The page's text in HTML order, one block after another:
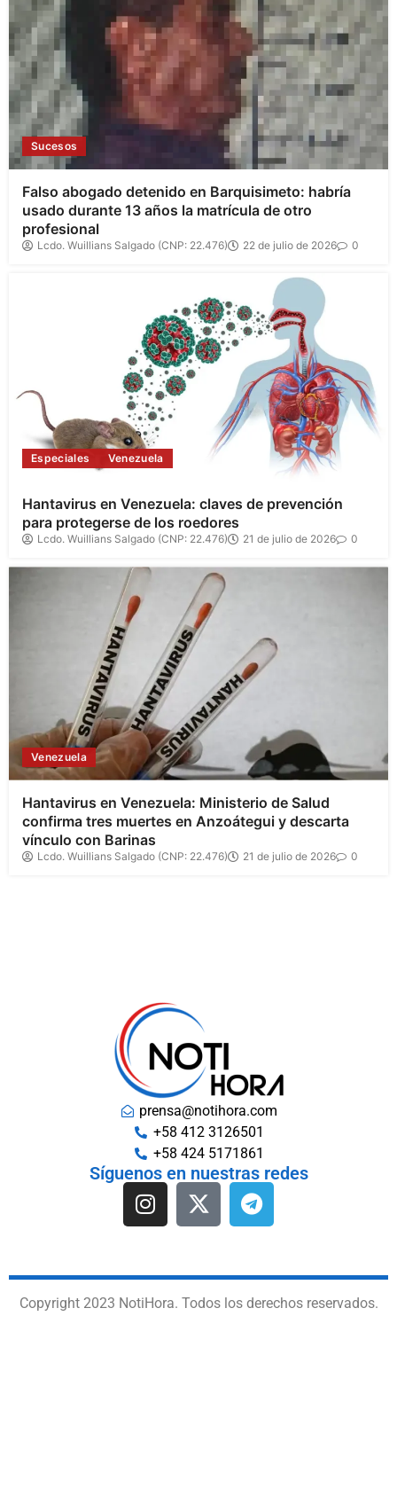
Sucesos
Falso abogado detenido en Barquisimeto: habría
usado durante 13 años la matrícula de otro
profesional
Lcdo. Wuillians Salgado (CNP: 22.476) 22 de julio de 2026 0
Especiales Venezuela
Hantavirus en Venezuela: claves de prevención
para protegerse de los roedores
Lcdo. Wuillians Salgado (CNP: 22.476) 21 de julio de 2026 0
Venezuela
Hantavirus en Venezuela: Ministerio de Salud
confirma tres muertes en Anzoátegui y descarta
vínculo con Barinas
Lcdo. Wuillians Salgado (CNP: 22.476) 21 de julio de 2026 0
prensa@notihora.com
+58 412 3126501
+58 424 5171861
Síguenos en nuestras redes
Copyright 2023 NotiHora. Todos los derechos reservados.